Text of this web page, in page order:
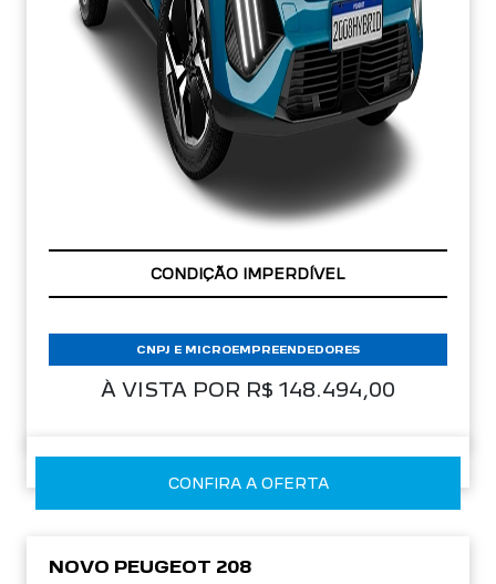
APROVEITE!
À VISTA POR R$ 148.494,00
CNPJ E MICROEMPREENDEDORES
CONFIRA A OFERTA
NOVO PEUGEOT 208